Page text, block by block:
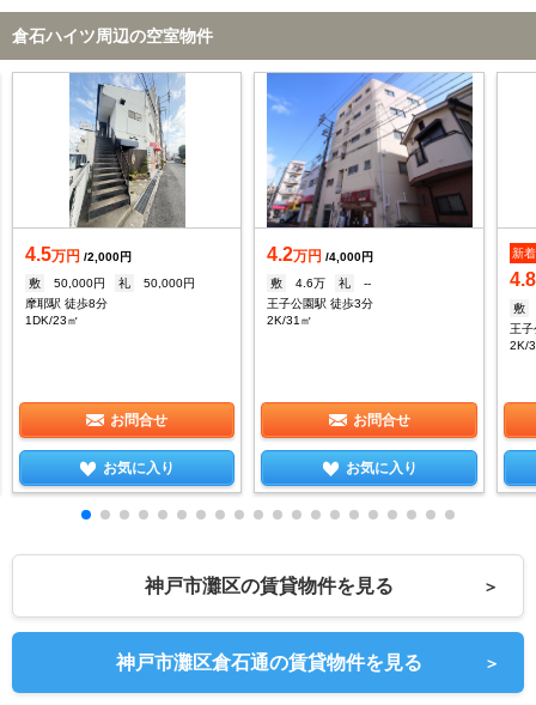
倉石ハイツ周辺の空室物件
4.5万円 /2,000円
敷
50,000円 礼
50,000円
摩耶駅 徒歩8分
1DK/23㎡
お問合せ
お気に入り
4.2万円 /4,000円
敷
4.6万 礼
--
王子公園駅 徒歩3分
2K/31㎡
お問合せ
お気に入り
新着
4.8
敷
王子
2K/
神戸市灘区の賃貸物件を見る ＞
神戸市灘区倉石通の賃貸物件を見る ＞